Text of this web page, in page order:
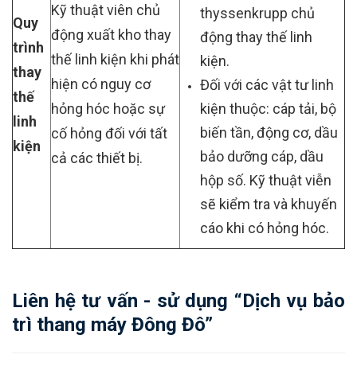
Quy
trình
thay
thế
linh
kiện
Kỹ thuật viên chủ
động xuất kho thay
thế linh kiện khi phát
hiện có nguy cơ
hỏng hóc hoặc sự
cố hỏng đối với tất
cả các thiết bị.
thyssenkrupp chủ
động thay thế linh
kiện.
Đối với các vật tư linh
kiện thuộc: cáp tải, bộ
biến tần, động cơ, dầu
bảo dưỡng cáp, dầu
hộp số. Kỹ thuật viễn
sẽ kiểm tra và khuyến
cáo khi có hỏng hóc.
Liên hệ tư vấn - sử dụng “Dịch vụ bảo
trì thang máy Đông Đô”